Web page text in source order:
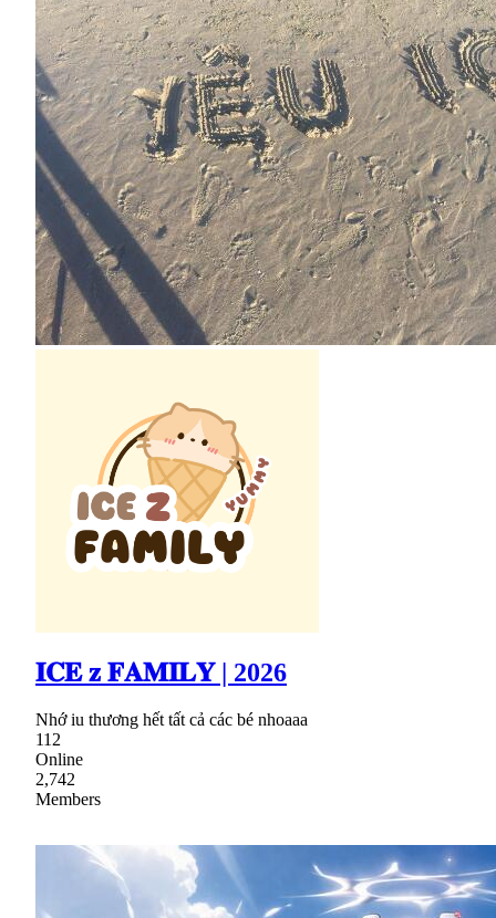
𝐈𝐂𝐄 𝐳 𝐅𝐀𝐌𝐈𝐋𝐘 | 2026
Nhớ iu thương hết tất cả các bé nhoaaa
112
Online
2,742
Members